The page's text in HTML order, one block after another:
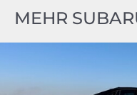
MEHR